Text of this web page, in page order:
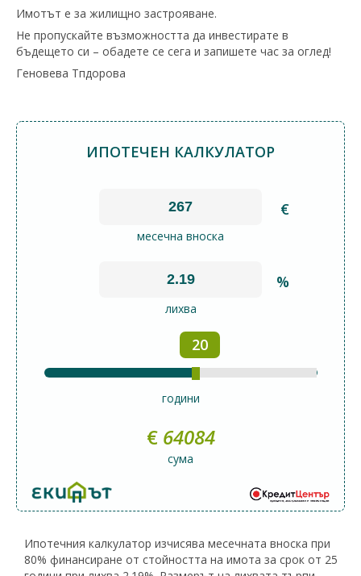
Имотът е за жилищно застрояване.
Не пропускайте възможността да инвестирате в
бъдещето си – обадете се сега и запишете час за оглед!
Геновева Тпдорова
ИПОТЕЧЕН КАЛКУЛАТОР
€
месечна вноска
%
лихва
20
години
€ 64084
сума
Ипотечния калкулатор изчисява месечната вноска при
80% финансиране от стойността на имота за срок от 25